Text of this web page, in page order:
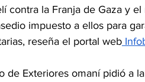
contra la Franja de Gaza y
impuesto a ellos para
reseña el portal web
de Exteriores omaní pidió a